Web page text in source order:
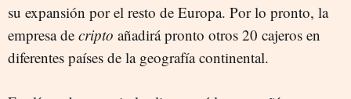
su expansión por el resto de Europa. Por lo pronto, la
empresa de cripto añadirá pronto otros 20 cajeros en
diferentes países de la geografía continental.